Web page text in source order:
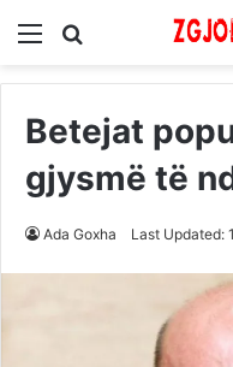
Menu
Betejat
gjysmë të
Ada Goxha Last Updated: